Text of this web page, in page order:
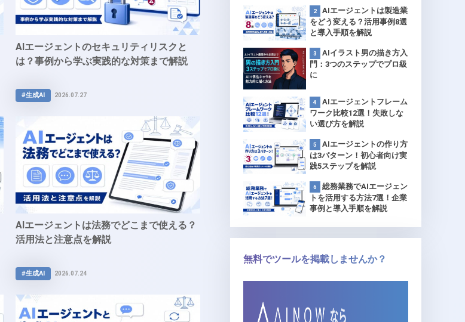
AIエージェントのセキュリティリスクと
は？事例から学ぶ実践的な対策まで解説
#生成AI 2026.07.27
AIエージェントは法務でどこまで使える？
活用法と注意点を解説
#生成AI 2026.07.24
AIエージェントは製造業
をどう変える？活用事例8選
と導入手順を解説
AIイラスト男の描き方入
門：3つのステップでプロ級
に
AIエージェントフレーム
ワーク比較12選！失敗しな
い選び方を解説
AIエージェントの作り方
は3パターン！初心者向け実
践5ステップを解説
総務業務でAIエージェン
トを活用する方法7選！企業
事例と導入手順を解説
無料でツールを掲載しませんか？